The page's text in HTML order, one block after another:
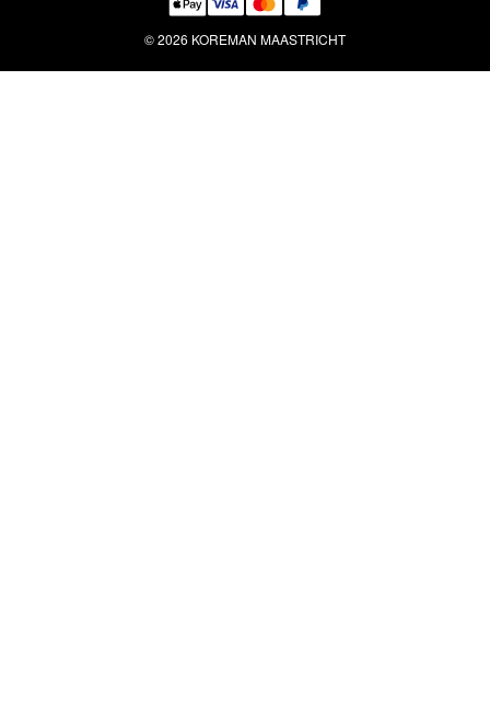
© 2026 KOREMAN MAASTRICHT